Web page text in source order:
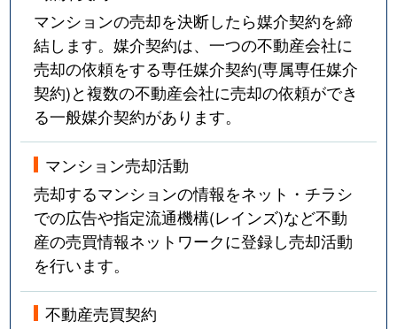
マンションの売却を決断したら媒介契約を締
結します。媒介契約は、一つの不動産会社に
売却の依頼をする専任媒介契約(専属専任媒介
契約)と複数の不動産会社に売却の依頼ができ
る一般媒介契約があります。
マンション売却活動
売却するマンションの情報をネット・チラシ
での広告や指定流通機構(レインズ)など不動
産の売買情報ネットワークに登録し売却活動
を行います。
不動産売買契約